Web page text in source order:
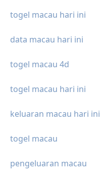
togel macau hari ini
data macau hari ini
togel macau 4d
togel macau hari ini
keluaran macau hari ini
togel macau
pengeluaran macau